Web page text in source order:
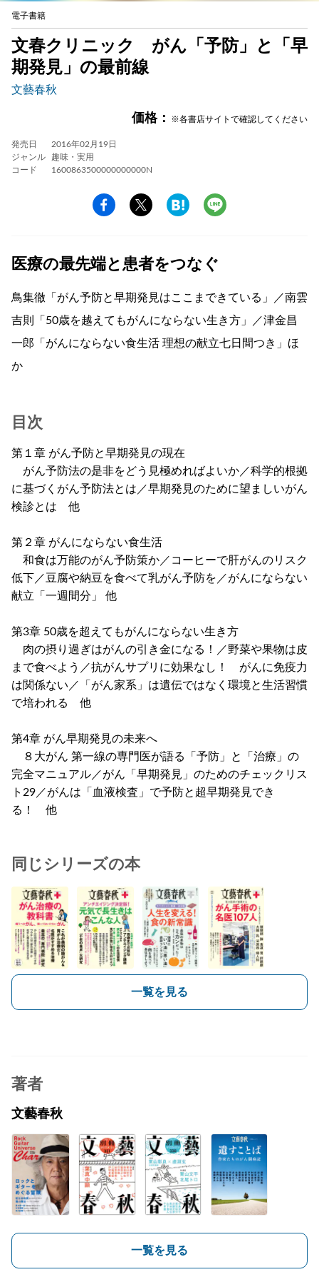
電子書籍
文春クリニック がん「予防」と「早
期発見」の最前線
文藝春秋
価格： ※各書店サイトで確認してください
発売日
2016年02月19日
ジャンル
趣味・実用
コード
1600863500000000000N
医療の最先端と患者をつなぐ
鳥集徹「がん予防と早期発見はここまできている」／南雲
吉則「50歳を越えてもがんにならない生き方」／津金昌
一郎「がんにならない食生活 理想の献立七日間つき」ほ
か
目次
第１章 がん予防と早期発見の現在
がん予防法の是非をどう見極めればよいか／科学的根拠
に基づくがん予防法とは／早期発見のために望ましいがん
検診とは 他
第２章 がんにならない食生活
和食は万能のがん予防策か／コーヒーで肝がんのリスク
低下／豆腐や納豆を食べて乳がん予防を／がんにならない
献立「一週間分」 他
第3章 50歳を超えてもがんにならない生き方
肉の摂り過ぎはがんの引き金になる！／野菜や果物は皮
まで食べよう／抗がんサプリに効果なし！ がんに免疫力
は関係ない／「がん家系」は遺伝ではなく環境と生活習慣
で培われる 他
第4章 がん早期発見の未来へ
８大がん 第一線の専門医が語る「予防」と「治療」の
完全マニュアル／がん「早期発見」のためのチェックリス
ト29／がんは「血液検査」で予防と超早期発見でき
る！ 他
同じシリーズの本
一覧を見る
著者
文藝春秋
一覧を見る